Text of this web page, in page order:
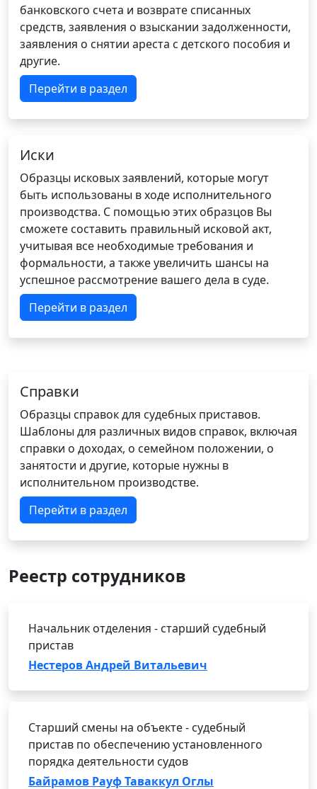
банковского счета и возврате списанных
средств, заявления о взыскании задолженности,
заявления о снятии ареста с детского пособия и
другие.
Перейти в раздел
Иски
Образцы исковых заявлений, которые могут
быть использованы в ходе исполнительного
производства. С помощью этих образцов Вы
сможете составить правильный исковой акт,
учитывая все необходимые требования и
формальности, а также увеличить шансы на
успешное рассмотрение вашего дела в суде.
Перейти в раздел
Справки
Образцы справок для судебных приставов.
Шаблоны для различных видов справок, включая
справки о доходах, о семейном положении, о
занятости и другие, которые нужны в
исполнительном производстве.
Перейти в раздел
Реестр сотрудников
Начальник отделения - старший судебный
пристав
Нестеров Андрей Витальевич
Старший смены на объекте - судебный
пристав по обеспечению установленного
порядка деятельности судов
Байрамов Рауф Таваккул Оглы